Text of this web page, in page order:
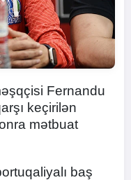
Fernandu
keçirilən
mətbuat
baş